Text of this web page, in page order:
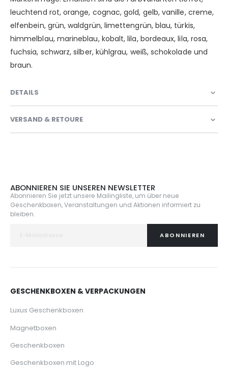
leuchtend rot, orange, cognac, gold, gelb, vanille, creme,
elfenbein, grün, waldgrün, limettengrün, blau, türkis,
himmelblau, marineblau, kobalt, lila, bordeaux, lila, rosa,
fuchsia, schwarz, silber, kühlgrau, weiß, schokolade und
braun.
DETAILS
VERSAND & RETOURE
ABONNIEREN SIE UNSEREN NEWSLETTER
Abonnieren Sie jetzt unsere Mailingliste, um über neue
Geschenkboxen, Veranstaltungen und Aktionen informiert zu
bleiben.
ABONNIEREN
GESCHENKBOXEN & VERPACKUNGEN
Luxus Geschenkboxen
Magnetboxen
Geschenkboxen
Geschenkboxen mit Logo